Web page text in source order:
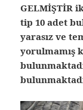
GELMİŞTİR
tip 10 adet
yarasız ve
yorulmamış